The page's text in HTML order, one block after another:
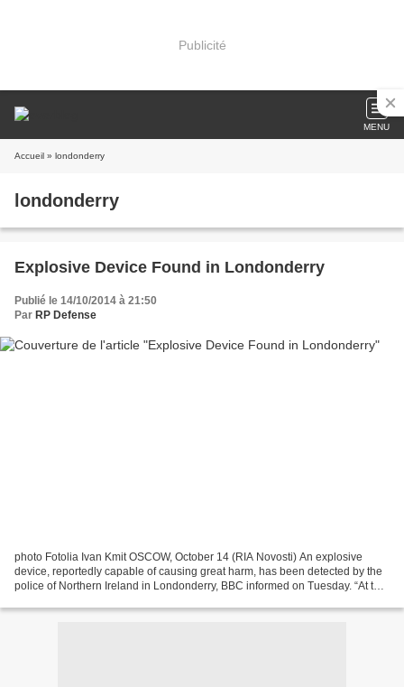
Publicité
MENU
Accueil » londonderry
londonderry
Explosive Device Found in Londonderry
Publié le 14/10/2014 à 21:50
Par RP Defense
photo Fotolia Ivan Kmit OSCOW, October 14 (RIA Novosti) An explosive
device, reportedly capable of causing great harm, has been detected by the
police of Northern Ireland in Londonderry, BBC informed on Tuesday. “At this